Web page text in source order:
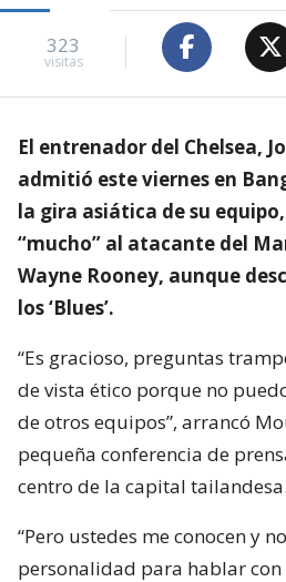
323
visitas
El entrenador del Chelsea,
admitió este viernes en
la gira asiática de su
“mucho” al atacante del
Wayne Rooney, aunque
los ‘Blues’.
“Es gracioso, preguntas
de vista ético porque no
de otros equipos”, arrancó
pequeña conferencia de
centro de la capital tailandesa.
“Pero ustedes me conocen y
personalidad para hablar